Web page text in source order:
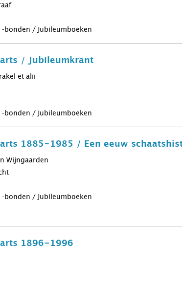
-bonden / Jubileumboeken
/ Jubileumkrant
et alii
-bonden / Jubileumboeken
1885-1985 / Een eeuw
Wijngaarden
-bonden / Jubileumboeken
1896-1996